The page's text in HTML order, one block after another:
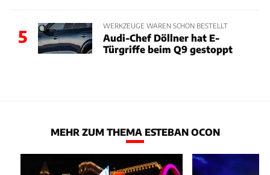
5
WERKZEUGE WAREN SCHON BESTELLT
Audi-Chef Döllner hat E-
Türgriffe beim Q9 gestoppt
MEHR ZUM THEMA ESTEBAN OCON